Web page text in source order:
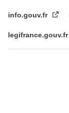
info.gouv.fr
legifrance.gouv.fr